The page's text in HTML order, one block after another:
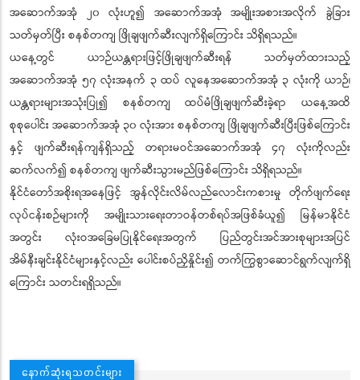
အဆောက်အအုံ ၂၀ လုံးဟူ၍ အဆောက်အအုံ အမျိုးအစားအလိုက် ခွဲခြား
သတ်မှတ်ပြီး စနစ်တကျ ဖြိုချဖျက်ဆီးလျက်ရှိကြောင်း သိရှိရသည်။
ယနေ့တွင် ယာဉ်ယန္တရားဖြင့်ဖြိုချဖျက်ဆီးရန် သတ်မှတ်ထားသည့်
အဆောက်အအုံ ၅၇ လုံးအနက် ၃ ထပ် လူနေအဆောက်အအုံ ၃ လုံးကို ယာဉ်၊
ယန္တရားများအသုံးပြု၍ စနစ်တကျ ထပ်မံဖြိုချဖျက်ဆီးခဲ့ရာ ယနေ့အထိ
စုစုပေါင်း အဆောက်အအုံ ၃၀ လုံးအား စနစ်တကျ ဖြိုချဖျက်ဆီးပြီးဖြစ်ကြောင်း
နှင့် ဖျက်ဆီးရန်ကျန်ရှိသည့် တရားမဝင်အဆောက်အအုံ ၄၇ လုံးကိုလည်း
ဆက်လက်၍ စနစ်တကျ ဖျက်ဆီးသွားမည်ဖြစ်ကြောင်း သိရှိရသည်။
နိုင်ငံတော်အစိုးရအနေဖြင့် အွန်လိုင်းလိမ်လည်လောင်းကစားမှု တိုက်ဖျက်ရေး
လုပ်ငန်းစဉ်များကို အမျိုးသားရေးတာဝန်တစ်ရပ်အဖြစ်ခံယူ၍ မြန်မာနိုင်ငံ
အတွင်း လုံးဝအခြေမပြုနိုင်ရေးအတွက် ပြည်တွင်းအင်အားစုများအပြင်
အိမ်နီးချင်းနိုင်ငံများနှင့်လည်း ပေါင်းစပ်ညှိနှိုင်း၍ တက်ကြွစွာဆောင်ရွက်လျက်ရှိ
ကြောင်း သတင်းရရှိသည်။
နောက်ဆုံးရသတင်းများ